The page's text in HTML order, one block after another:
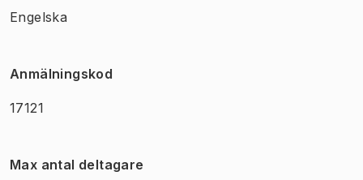
Engelska
Anmälningskod
17121
Max antal deltagare